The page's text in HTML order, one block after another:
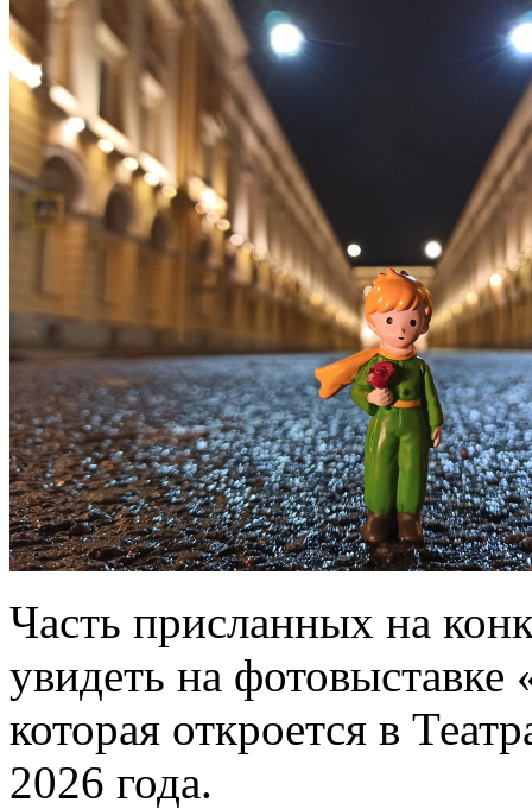
Часть присланных на
увидеть на фотовыставке
которая откроется в
2026 года.